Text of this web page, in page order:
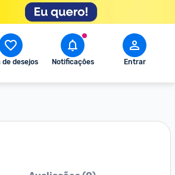
de desejos Notificações Entrar